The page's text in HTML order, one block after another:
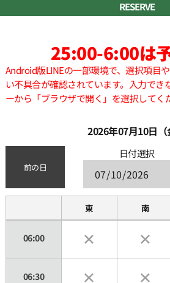
RESERVE
25:00-6:00は
Android版LINEの一部環境で、選択項目
い不具合が確認されています。入力でき
ーから「ブラウザで開く」を選択してく
2026年07月10日（
前の日
日付選択
東 南
06:00
06:30